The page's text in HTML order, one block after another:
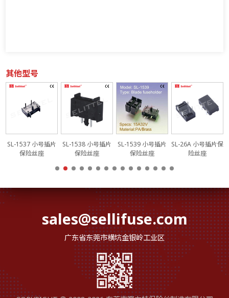
其他型号
小号插片
险丝座
SL-1538 小号插片
保险丝座
SL-1539 小号插片
保险丝座
SL-26A 小号插片保
SL-
sales@sellifuse.com
广东省东莞市横坑金银岭工业区